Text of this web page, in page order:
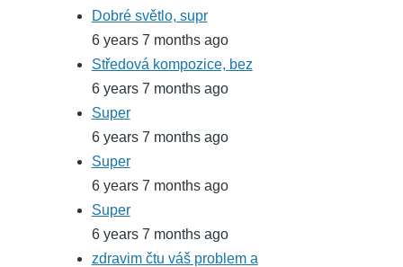
Dobré světlo, supr
6 years 7 months ago
Středová kompozice, bez
6 years 7 months ago
Super
6 years 7 months ago
Super
6 years 7 months ago
Super
6 years 7 months ago
zdravim čtu váš problem a